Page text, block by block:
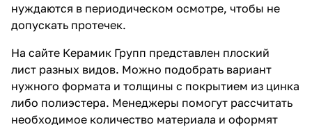
нуждаются в периодическом осмотре, чтобы не
допускать протечек.
На сайте Керамик Групп представлен плоский
лист разных видов. Можно подобрать вариант
нужного формата и толщины с покрытием из цинка
либо полиэстера. Менеджеры помогут рассчитать
необходимое количество материала и оформят